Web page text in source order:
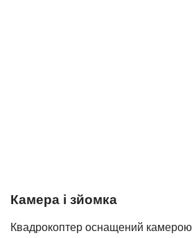
Камера і зйомка
Квадрокоптер оснащений камерою